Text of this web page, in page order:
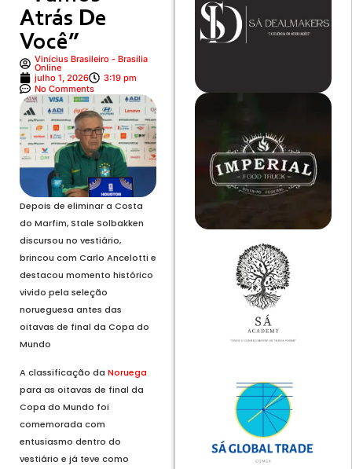
Atrás De
Você”
Vinícius Brasileiro - Brasília
Online
julho 1, 2026
3:19 pm
No Comments
Depois de eliminar a Costa
do Marfim, Stale Solbakken
discursou no vestiário,
brincou com Carlo Ancelotti e
destacou momento histórico
vivido pela seleção
norueguesa antes das
oitavas de final da Copa do
Mundo
A classificação da Noruega
para as oitavas de final da
Copa do Mundo foi
comemorada com
entusiasmo dentro do
vestiário e já teve como